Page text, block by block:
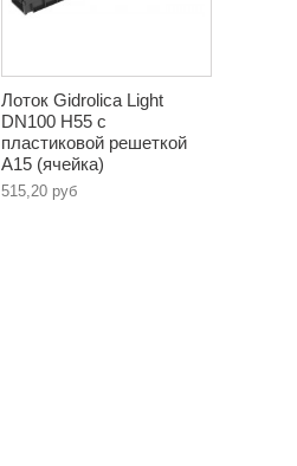
Лоток Gidrolica Light
DN100 Н55 с
пластиковой решеткой
A15 (ячейка)
515,20 руб